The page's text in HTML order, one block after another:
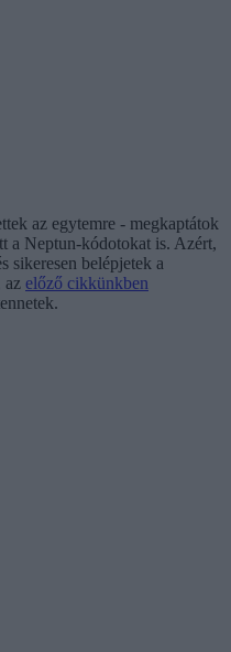
az egytemre - megkaptátok
a Neptun-kódotokat is. Azért,
sikeresen belépjetek a
az előző cikkünkben